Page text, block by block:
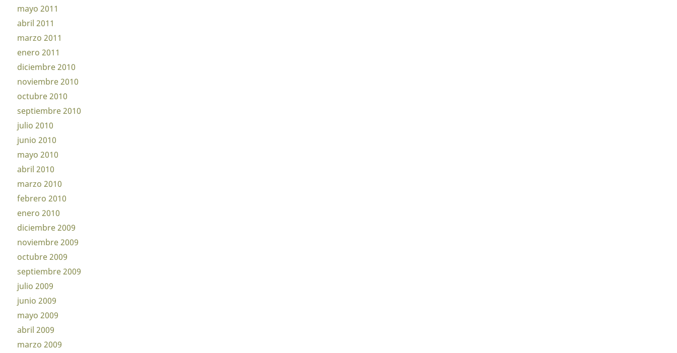
mayo 2011
abril 2011
marzo 2011
enero 2011
diciembre 2010
noviembre 2010
octubre 2010
septiembre 2010
julio 2010
junio 2010
mayo 2010
abril 2010
marzo 2010
febrero 2010
enero 2010
diciembre 2009
noviembre 2009
octubre 2009
septiembre 2009
julio 2009
junio 2009
mayo 2009
abril 2009
marzo 2009